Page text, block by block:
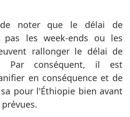
noter que le délai de
les week-ends ou les
rallonger le délai de
Par conséquent, il est
en conséquence et de
pour l'Éthiopie bien avant